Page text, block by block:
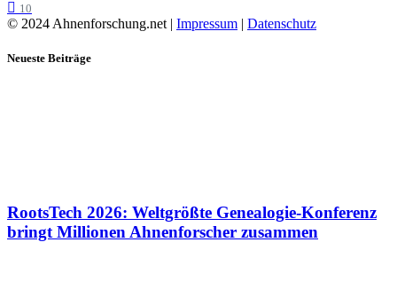
10
© 2024 Ahnenforschung.net | Impressum | Datenschutz
Neueste Beiträge
RootsTech 2026: Weltgrößte Genealogie-Konferenz
bringt Millionen Ahnenforscher zusammen